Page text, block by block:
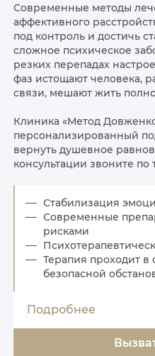
Современные методы
аффективного
под контроль и достичь
сложное психическое
резких перепадах
фаз истощают человека,
связи, мешают жить
Клиника «Метод
персонализированный
вернуть душевное
консультации звоните по
Стабилизация
Современные
рисками
Терапия проходит в
безопасной
Подробнее